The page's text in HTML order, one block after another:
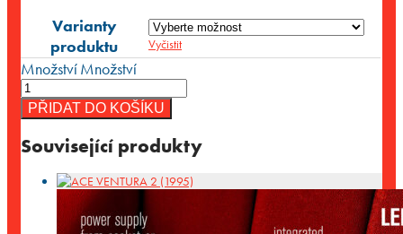
Varianty
produktu
Vyčistit
MnožstvíMnožství
PŘIDAT DO KOŠÍKU
Související produkty